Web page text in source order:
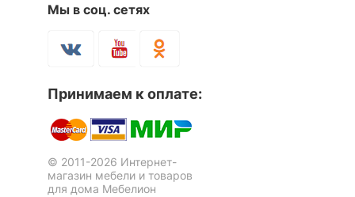
Мы в соц. сетях
Принимаем к оплате:
© 2011-2026 Интернет-
магазин мебели и товаров
для дома Мебелион